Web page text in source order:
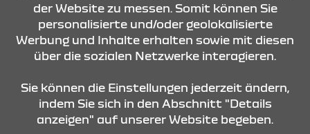
ÖFFNUNGSZEITEN
STANDORTE
der Website zu messen. Somit können Sie
personalisierte und/oder geolokalisierte
Werbung und Inhalte erhalten sowie mit diesen
über die sozialen Netzwerke interagieren.
Sie können die Einstellungen jederzeit ändern,
indem Sie sich in den Abschnitt "Details
anzeigen" auf unserer Website begeben.